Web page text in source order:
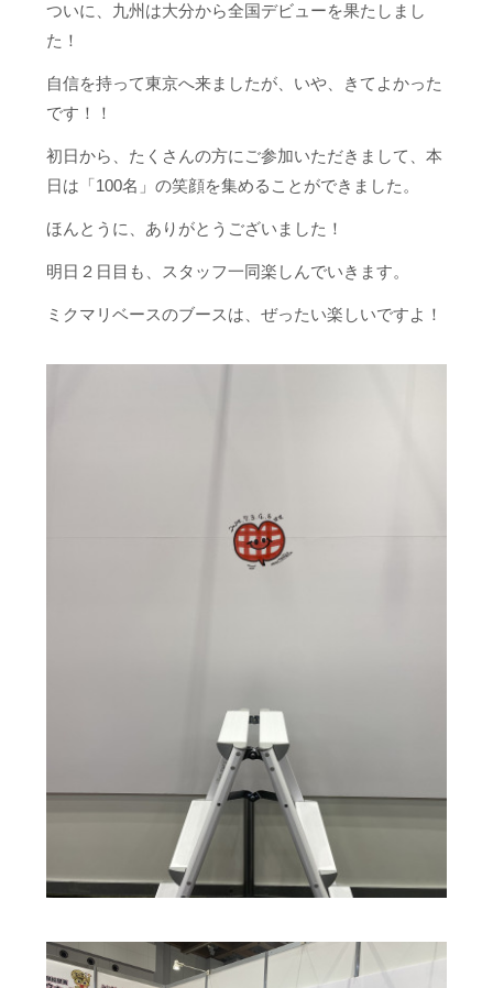
ついに、九州は大分から全国デビューを果たしまし
た！
自信を持って東京へ来ましたが、いや、きてよかった
です！！
初日から、たくさんの方にご参加いただきまして、本
日は「100名」の笑顔を集めることができました。
ほんとうに、ありがとうございました！
明日２日目も、スタッフ一同楽しんでいきます。
ミクマリベースのブースは、ぜったい楽しいですよ！